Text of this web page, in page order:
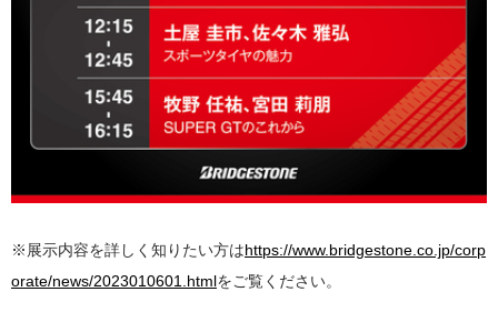
※展示内容を詳しく知りたい方はhttps://www.bridgestone.co.jp/corp
orate/news/2023010601.htmlをご覧ください。